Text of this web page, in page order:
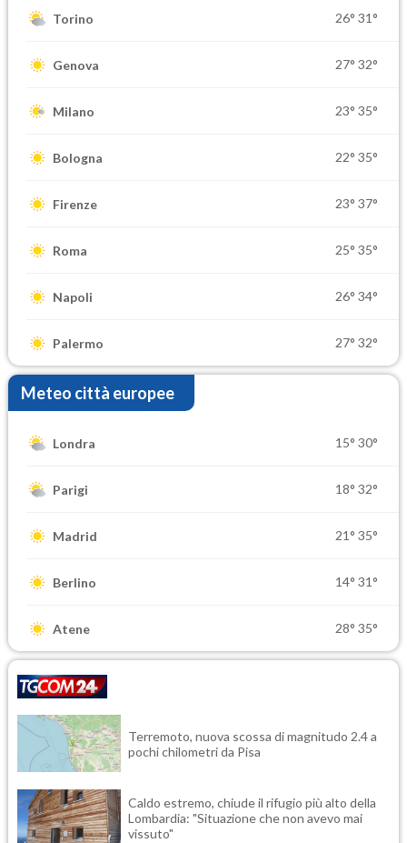
Torino 26° 31°
Genova 27° 32°
Milano 23° 35°
Bologna 22° 35°
Firenze 23° 37°
Roma 25° 35°
Napoli 26° 34°
Palermo 27° 32°
Meteo città europee
Londra 15° 30°
Parigi 18° 32°
Madrid 21° 35°
Berlino 14° 31°
Atene 28° 35°
Terremoto, nuova scossa di magnitudo 2.4 a
pochi chilometri da Pisa
Caldo estremo, chiude il rifugio più alto della
Lombardia: "Situazione che non avevo mai
vissuto"